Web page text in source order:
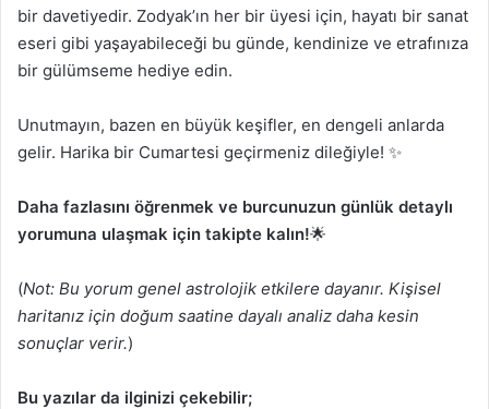
bir davetiyedir. Zodyak’ın her bir üyesi için, hayatı bir sanat
eseri gibi yaşayabileceği bu günde, kendinize ve etrafınıza
bir gülümseme hediye edin.
Unutmayın, bazen en büyük keşifler, en dengeli anlarda
gelir. Harika bir Cumartesi geçirmeniz dileğiyle! ✨
Daha fazlasını öğrenmek ve burcunuzun günlük detaylı
yorumuna ulaşmak için takipte kalın!🌟
(Not: Bu yorum genel astrolojik etkilere dayanır. Kişisel
haritanız için doğum saatine dayalı analiz daha kesin
sonuçlar verir.)
Bu yazılar da ilginizi çekebilir;